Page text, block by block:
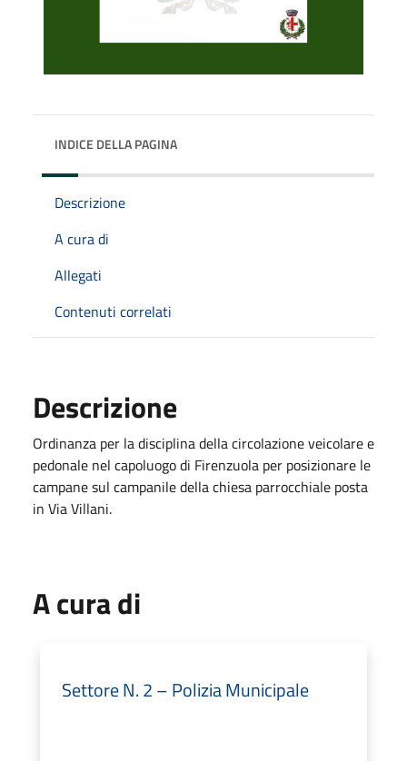
INDICE DELLA PAGINA
Descrizione
A cura di
Allegati
Contenuti correlati
Descrizione
Ordinanza per la disciplina della circolazione veicolare e
pedonale nel capoluogo di Firenzuola per posizionare le
campane sul campanile della chiesa parrocchiale posta
in Via Villani.
A cura di
Settore N. 2 – Polizia Municipale